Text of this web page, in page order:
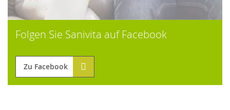
Folgen Sie Sanivita auf Facebook
Zu Facebook